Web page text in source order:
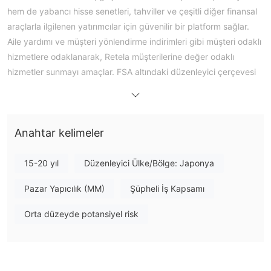
hem de yabancı hisse senetleri, tahviller ve çeşitli diğer finansal
araçlarla ilgilenen yatırımcılar için güvenilir bir platform sağlar.
Aile yardımı ve müşteri yönlendirme indirimleri gibi müşteri odaklı
hizmetlere odaklanarak, Retela müşterilerine değer odaklı
hizmetler sunmayı amaçlar. FSA altındaki düzenleyici çerçevesi
Retela Gerçek mi Yoksa Dolandırıcılık mı?
(FSA) tarafından sıkı düzenlemeler altında faaliyet
düzenleme sertifikası numarasının varlığı, meşruiyetini pekiştirir.
kaldırmaz, ancak yasadışı faaliyetler veya dolandırıcılık
Anahtar kelimeler
15-20 yıl Düzenleyici Ülke/Bölge: Japonya
Pazar Yapıcılık (MM) Şüpheli İş Kapsamı
Orta düzeyde potansiyel risk